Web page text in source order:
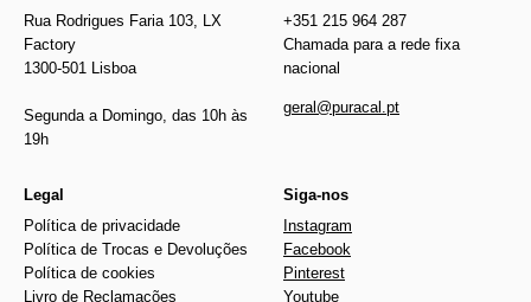
Rua Rodrigues Faria 103, LX
Factory
1300-501 Lisboa
Segunda a Domingo, das 10h às
19h
+351 215 964 287
Chamada para a rede fixa
nacional
geral@puracal.pt
Legal
Política de privacidade
Política de Trocas e Devoluções
Política de cookies
Livro de Reclamações
Siga-nos
Instagram
Facebook
Pinterest
Youtube